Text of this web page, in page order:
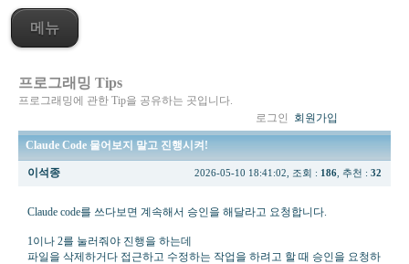
메뉴
프로그래밍 Tips
프로그래밍에 관한 Tip을 공유하는 곳입니다.
로그인
회원가입
Claude Code 물어보지 말고 진행시켜!
이석종 2026-05-10 18:41:02, 조회 : 186 , 추천 : 32
Claude code를 쓰다보면 계속해서 승인을 해달라고 요청합니다.
1이나 2를 눌러줘야 진행을 하는데
파일을 삭제하거다 접근하고 수정하는 작업을 하려고 할 때 승인을 요청하